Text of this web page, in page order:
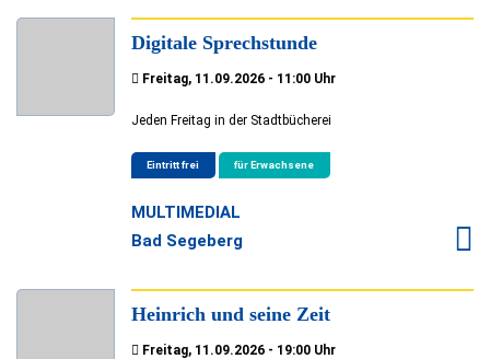
Digitale Sprechstunde
Freitag, 11.09.2026 - 11:00 Uhr
Jeden Freitag in der Stadtbücherei
Eintritt frei für Erwachsene
MULTIMEDIAL
Bad Segeberg
Heinrich und seine Zeit
Freitag, 11.09.2026 - 19:00 Uhr